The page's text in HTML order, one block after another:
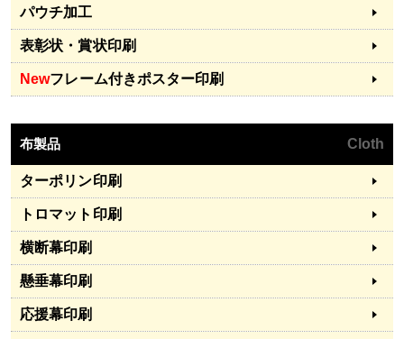
パウチ加工
表彰状・賞状印刷
Newフレーム付きポスター印刷
布製品 Cloth
ターポリン印刷
トロマット印刷
横断幕印刷
懸垂幕印刷
応援幕印刷